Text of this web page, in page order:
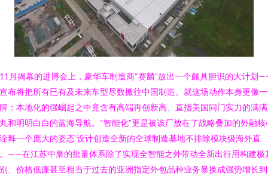
月揭幕的进博会上，豪华车制造商“赛麟”放出一个颇具胆识的大计划
布将把所有已有及未来车型尽数搬往中国制造。就这场动作本身更像
：本地化的强崛起之中竟含有高端再创新高、直指美国同门实力的满
和明明白白的蓝海导航。“智能化”更是被该厂放在了战略叠加的外融核
释一个庞大的姿态‘设计创造全新的全球制造基地不排除模块级海外直
——在江苏中泉的批量体系除了实现全智能之外带动全新出行用构建极
、价格低廉甚至相当于过去的亚洲指定外包品种业务暴换成强势增长